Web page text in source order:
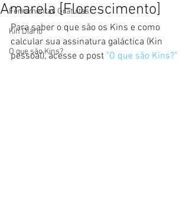
Ferramentas Gratuitas
Kin Diário
O que são Kins?
Amarela [Florescimento]
Para saber o que são os Kins e como
calcular sua assinatura galáctica (Kin
pessoal), acesse o post "O que são Kins?"